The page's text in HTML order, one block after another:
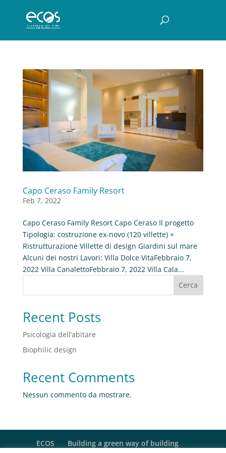
Capo Ceraso Family Resort
Feb 7, 2022
Capo Ceraso Family Resort Capo Ceraso Il progetto
Tipologia: costruzione ex-novo (120 villette) +
Ristrutturazione Villette di design Giardini sul mare
Alcuni dei nostri Lavori: Villa Dolce VitaFebbraio 7,
2022 Villa CanalettoFebbraio 7, 2022 Villa Cala...
Cerca
Recent Posts
Psicologia dell’abitare
Biophilic design
Recent Comments
Nessun commento da mostrare.
ECOS
Building a green way of building